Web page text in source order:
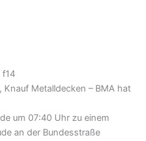
f14
Knauf Metalldecken – BMA hat
um 07:40 Uhr zu einem
an der Bundesstraße